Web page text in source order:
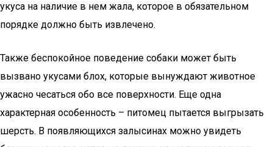
укуса на наличие в нем жала, которое в обязательном
порядке должно быть извлечено.
Также беспокойное поведение собаки может быть
вызвано укусами блох, которые вынуждают животное
ужасно чесаться обо все поверхности. Еще одна
характерная особенность – питомец пытается выгрызать
шерсть. В появляющихся залысинах можно увидеть